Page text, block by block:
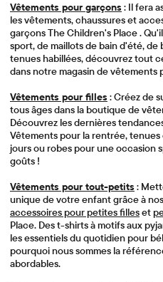
Vêtements pour garçons : Il fera
les vêtements, chaussures et
garçons The Children's Place .
sport, de maillots de bain d'été, de
tenues habillées, découvrez tout
dans notre magasin de vêtements
Vêtements pour filles : Créez de
tous âges dans la boutique de
Découvrez les dernières
Vêtements pour la rentrée,
jours ou robes pour une occasion
goûts !
Vêtements pour tout-petits :
unique de votre enfant grâce à
accessoires pour petites filleset
Place. Des t-shirts à motifs aux
les essentiels du quotidien pour
pourquoi nous sommes la
abordables.